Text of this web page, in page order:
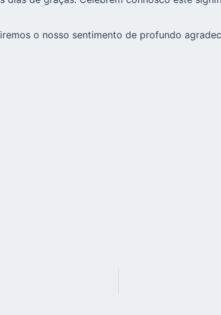
o nosso sentimento de profundo